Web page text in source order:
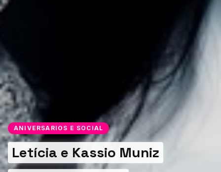
ANIVERSARIOS E SOCIAL
Letícia e Kassio Muniz